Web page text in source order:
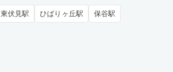
東伏見駅 ひばりヶ丘駅 保谷駅